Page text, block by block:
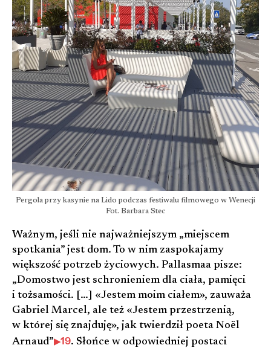
Pergola przy kasynie na Lido podczas festiwalu filmowego w Wenecji
Fot. Barbara Stec
Ważnym, jeśli nie najważniejszym „miejscem
spotkania” jest dom. To w nim zaspokajamy
większość potrzeb życiowych. Pallasmaa pisze:
„Domostwo jest schronieniem dla ciała, pamięci
i tożsamości. […] «Jestem moim ciałem», zauważa
Gabriel Marcel, ale też «Jestem przestrzenią,
w której się znajduję», jak twierdził poeta Noël
Arnaud”
19. Słońce w odpowiedniej postaci